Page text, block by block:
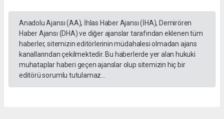
Anadolu Ajansı (AA), İhlas Haber Ajansı (İHA), Demirören
Haber Ajansı (DHA) ve diğer ajanslar tarafından eklenen tüm
haberler, sitemizin editörlerinin müdahalesi olmadan ajans
kanallarından çekilmektedir. Bu haberlerde yer alan hukuki
muhataplar haberi geçen ajanslar olup sitemizin hiç bir
editörü sorumlu tutulamaz...